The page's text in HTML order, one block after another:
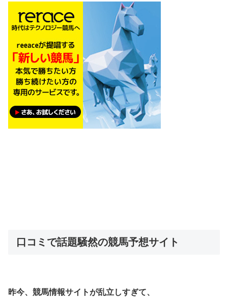
口コミで話題騒然の競馬予想サイト
昨今、競馬情報サイトが乱立しすぎて、